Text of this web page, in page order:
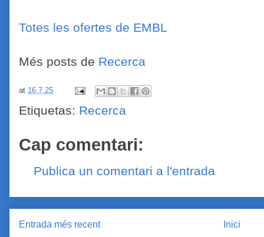
Totes les ofertes de EMBL
Més posts de Recerca
at 16.7.25
Etiquetas: Recerca
Cap comentari:
Publica un comentari a l'entrada
Entrada més recent Inici